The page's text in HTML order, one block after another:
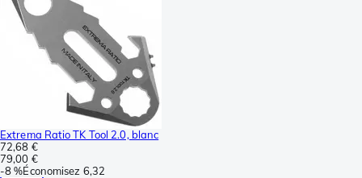
Extrema Ratio TK Tool 2.0, blanc
72,68 €
79,00 €
-8 %Économisez 6,32